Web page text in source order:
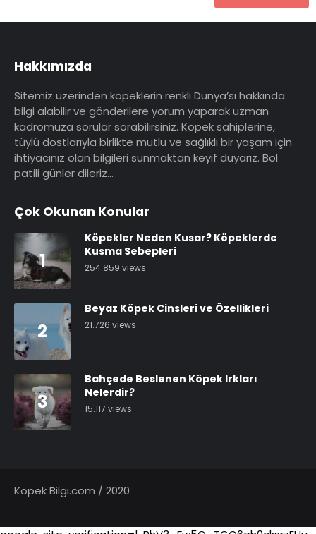
Hakkımızda
Sitemiz üzerinden köpeklerin renkli Dünya’sı hakkında
bilgi alabilir ve gönderilere yorum yaparak uzman
kadromuza sorular sorabilirsiniz. Köpek sahiplerine,
tüylü dostlarıyla birlikte mutlu ve sağlıklı bir yaşam için
ihtiyacınız olan bilgileri sunmaktan keyif duyarız. Bol
patili günler dileriz…
Çok Okunan Konular
1
Köpekler Neden Kusar? Köpeklerde
Kusma Sebepleri
254.859 views
2
Beyaz Köpek Cinsleri ve Özellikleri
21.726 views
3
Bahçede Beslenen Köpek Irkları
Nelerdir?
15.117 views
Köpek Bilgi.com / 2020